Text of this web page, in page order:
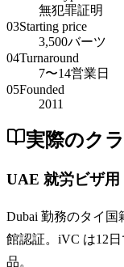
無犯罪証明
03Starting price
3,500バーツ
04Turnaround
7〜14営業日
05Founded
2011
実際のク
UAE 就労ビザ用
Dubai 勤務のタイ国
館認証。iVC は12
品。